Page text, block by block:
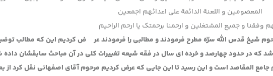
المعصومین و اللعنة الدائمة علی اعدائهم اجمعین
وفقنا و جمیع المشتغلین و ارحمنا برحمتک یا ارحم الراحیم
شیخ قدس الله سرّه مطرح فرمودند و مطالبی را فرمودند عر ض کردیم این که مطالب
که در حدود چهارصد و خرده ای سال در فقه شیعه تغییرات کلی در آن مباحث سابقشان
جامع المقاصد است و این رسید تا این جایی که عرض کردیم مرحوم آقای اصفهانی نقل کرد از